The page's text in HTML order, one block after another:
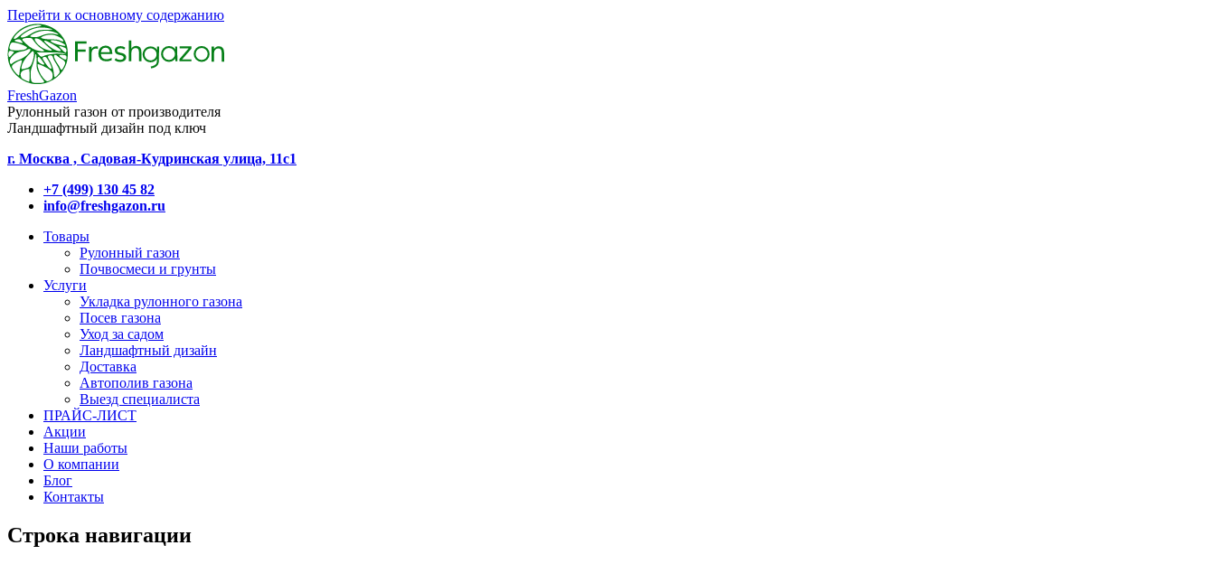
Перейти к основному содержанию
FreshGazon
Рулонный газон от производителя
Ландшафтный дизайн под ключ
г. Москва , Садовая-Кудринская улица, 11с1
+7 (499) 130 45 82
info@freshgazon.ru
Товары
Рулонный газон
Почвосмеси и грунты
Услуги
Укладка рулонного газона
Посев газона
Уход за садом
Ландшафтный дизайн
Доставка
Автополив газона
Выезд специалиста
ПРАЙС-ЛИСТ
Акции
Наши работы
О компании
Блог
Контакты
Строка навигации